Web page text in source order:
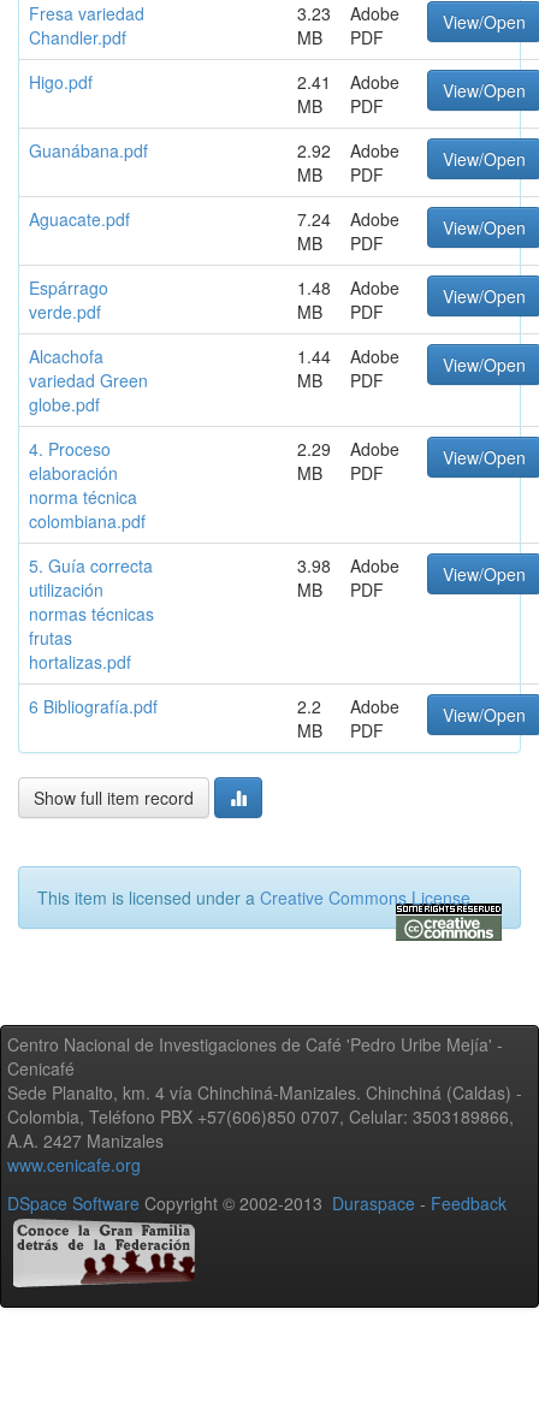
Fresa variedad
Chandler.pdf
3.23
MB
Adobe
PDF
View/Open
Higo.pdf
2.41
MB
Adobe
PDF
View/Open
Guanábana.pdf
2.92
MB
Adobe
PDF
View/Open
Aguacate.pdf
7.24
MB
Adobe
PDF
View/Open
Espárrago
verde.pdf
1.48
MB
Adobe
PDF
View/Open
Alcachofa
variedad Green
globe.pdf
1.44
MB
Adobe
PDF
View/Open
4. Proceso
elaboración
norma técnica
colombiana.pdf
2.29
MB
Adobe
PDF
View/Open
5. Guía correcta
utilización
normas técnicas
frutas
hortalizas.pdf
3.98
MB
Adobe
PDF
View/Open
6 Bibliografía.pdf
2.2
MB
Adobe
PDF
View/Open
Show full item record
This item is licensed under a Creative Commons License
Centro Nacional de Investigaciones de Café 'Pedro Uribe Mejía' -
Cenicafé
Sede Planalto, km. 4 vía Chinchiná-Manizales. Chinchiná (Caldas) -
Colombia, Teléfono PBX +57(606)850 0707, Celular: 3503189866,
A.A. 2427 Manizales
www.cenicafe.org
DSpace Software Copyright © 2002-2013 Duraspace - Feedback